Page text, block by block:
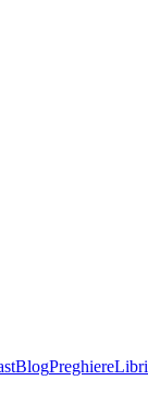
BlogPreghiereLibri